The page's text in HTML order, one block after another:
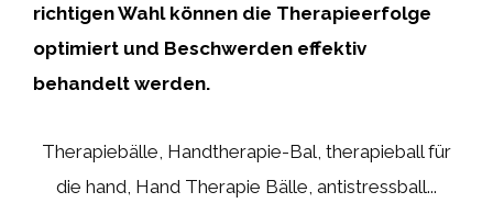
richtigen Wahl können die Therapieerfolge
optimiert und Beschwerden effektiv
behandelt werden.
Therapiebälle, Handtherapie-Bal, therapieball für
die hand, Hand Therapie Bälle, antistressball...